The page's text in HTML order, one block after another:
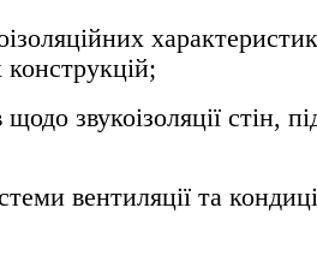
характеристик
звукоізоляції стін,
вентиляції та